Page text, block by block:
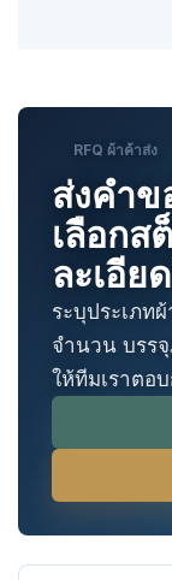
RFQ ผ้าค้าส่ง
ส่งคำ
เลือกส
ละเอีย
ระบุประเภท
จำนวน บรร
ให้ทีมเราตอ